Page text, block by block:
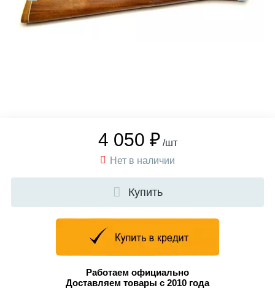
4 050 ₽ /шт
Нет в наличии
Купить
Работаем официально
Доставляем товары с 2010 года